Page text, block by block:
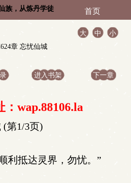
族，从炼丹学徒 首页
大 中
小
章 忘忧仙城
进入书架 下一章
：wap.88106.la
第1/3页)
利抵达灵界，勿忧。”